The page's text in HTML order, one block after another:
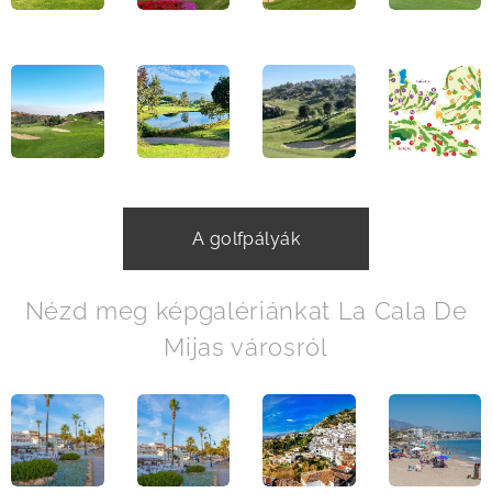
A golfpályák
Nézd meg képgalériánkat La Cala De
Mijas városról